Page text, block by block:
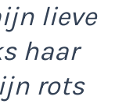
lieve
haar
rots